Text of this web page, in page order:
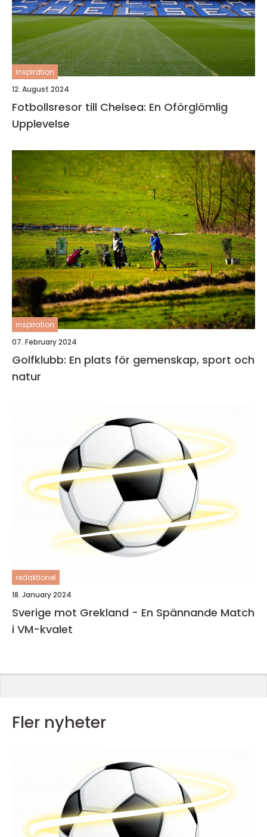
inspiration
12. August 2024
Fotbollsresor till Chelsea: En Oförglömlig
Upplevelse
inspiration
07. February 2024
Golfklubb: En plats för gemenskap, sport och
natur
redaktionel
18. January 2024
Sverige mot Grekland - En Spännande Match
i VM-kvalet
Fler nyheter